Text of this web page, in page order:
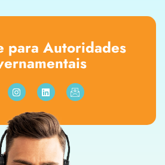
para Autoridades